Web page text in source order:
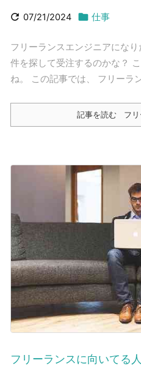
 07/21/2024  仕事
フリーランスエンジニアにな
件を探して受注するのかな？
ね。 この記事では、 フリーラ
記事を読む フ
フリーランスに向いてる